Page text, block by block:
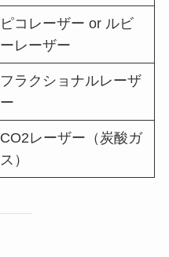
ピコレーザー or ルビ
ーレーザー
フラクショナルレーザ
ー
CO2レーザー（炭酸ガ
ス）